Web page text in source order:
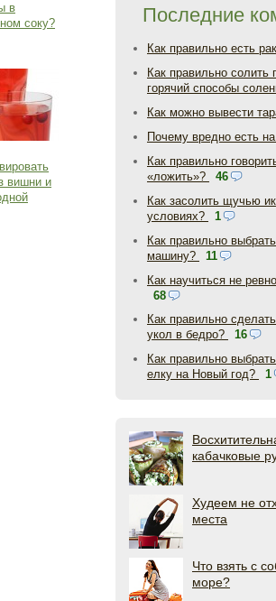
в
соку?
вишни и
Последние
Как правильно есть
Как правильно
горячий способы
Как можно вывести
Почему вредно есть
Как правильно
«ложить»?
46
Как засолить щучью
условиях?
1
Как правильно
машину?
11
Как научиться не
68
Как правильно
укол в бедро?
16
Как правильно
елку на Новый год?
1
кабачковые
Худеем не
места
Что взять с
море?